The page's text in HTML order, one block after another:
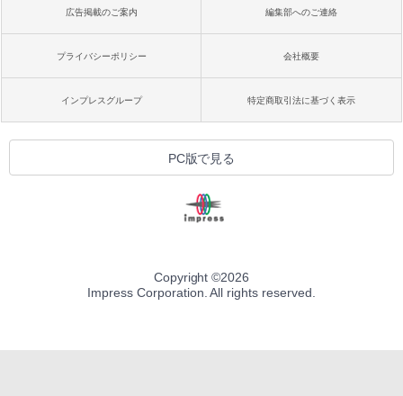
広告掲載のご案内 編集部へのご連絡
プライバシーポリシー 会社概要
インプレスグループ 特定商取引法に基づく表示
PC版で見る
Copyright ©2026
Impress Corporation. All rights reserved.